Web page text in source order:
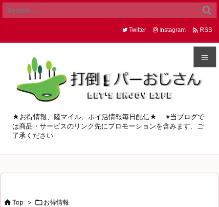


メニュ
サイド


Twitter Instagram  RSS
★お得情報、陸マイル、ポイ活情報毎日配信★ ※当ブログで
は商品・サービスのリンク先にプロモーションを含みます、ご
了承ください
Top > お得情報